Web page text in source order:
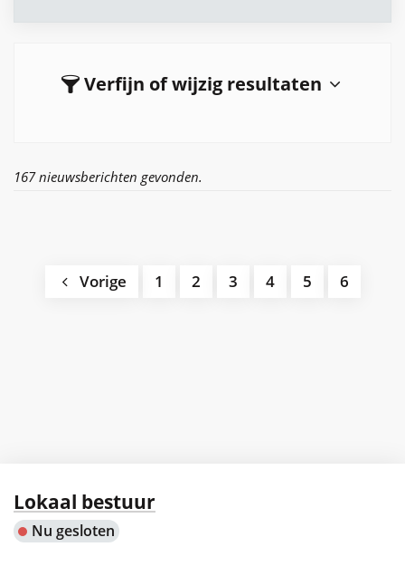
Verfijn of wijzig resultaten
167 nieuwsberichten gevonden.
Vorige 1 2 3 4 5 6
Contact
Lokaal bestuur
Nu gesloten